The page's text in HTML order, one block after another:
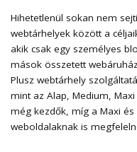
Hihetetlenül sokan nem
webtárhelyek között a
akik csak egy személyes
mások összetett
Plusz webtárhely
mint az Alap, Medium,
még kezdők, míg a Maxi
weboldalaknak is